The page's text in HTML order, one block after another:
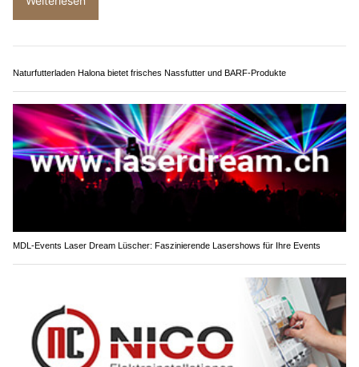
Naturfutterladen Halona bietet frisches Nassfutter und BARF-Produkte